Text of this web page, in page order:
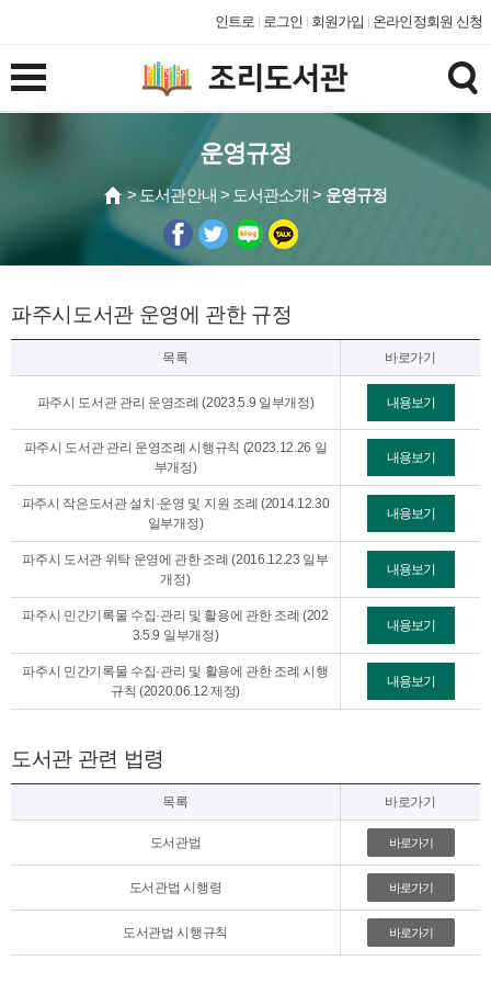
인트로 로그인 회원가입 온라인정회원 신청
운영규정
> 도서관안내 > 도서관소개 > 운영규정
파주시도서관 운영에 관한 규정
목록 바로가기
파주시 도서관 관리 운영조례 (2023.5.9 일부개정) 내용보기
파주시 도서관 관리 운영조례 시행규칙 (2023.12.26 일
부개정)
내용보기
파주시 작은도서관 설치·운영 및 지원 조례 (2014.12.30
일부개정)
내용보기
파주시 도서관 위탁 운영에 관한 조례 (2016.12.23 일부
개정)
내용보기
파주시 민간기록물 수집·관리 및 활용에 관한 조례 (202
3.5.9 일부개정)
내용보기
파주시 민간기록물 수집·관리 및 활용에 관한 조례 시행
규칙 (2020.06.12 제정)
내용보기
도서관 관련 법령
목록 바로가기
도서관법 바로가기
도서관법 시행령 바로가기
도서관법 시행규칙 바로가기